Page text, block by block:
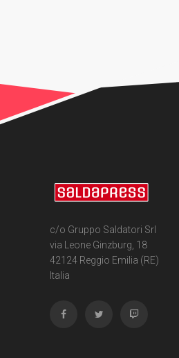
c/o Gruppo Saldatori Srl
via Leone Ginzburg, 18
42124 Reggio Emilia (RE)
Italia